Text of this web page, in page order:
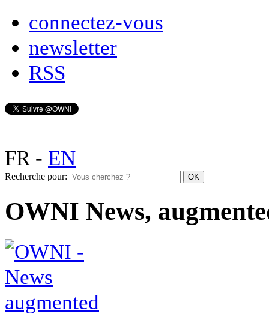
connectez-vous
newsletter
RSS
FR- EN
Recherche pour:
OWNI News,